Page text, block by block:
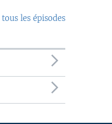
les épisodes